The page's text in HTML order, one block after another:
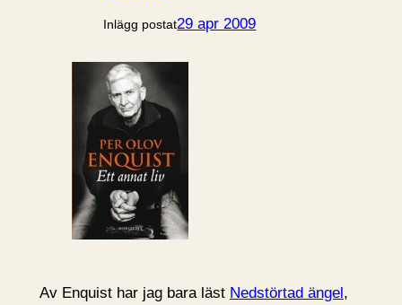
Inlägg postat29 apr 2009
Av Enquist har jag bara läst Nedstörtad ängel,